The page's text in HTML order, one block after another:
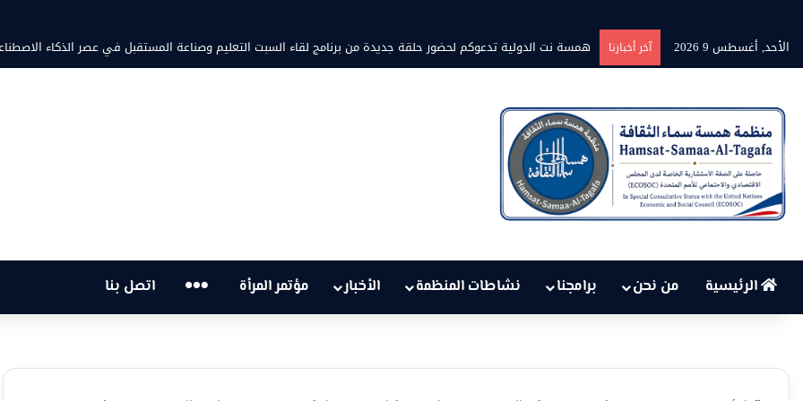
الأحد, أغسطس 9 2026
آخر أخبارنا همسة نت الدولية تدعوكم لحضور حلقة جديدة من برنامج لقاء السبت التعليم وصناعة المستقبل في عصر الذكاء الاصطناعي
الرئيسية من نحن برامجنا نشاطات المنظمة الأخبار مؤتمر المرأة … اتصل بنا